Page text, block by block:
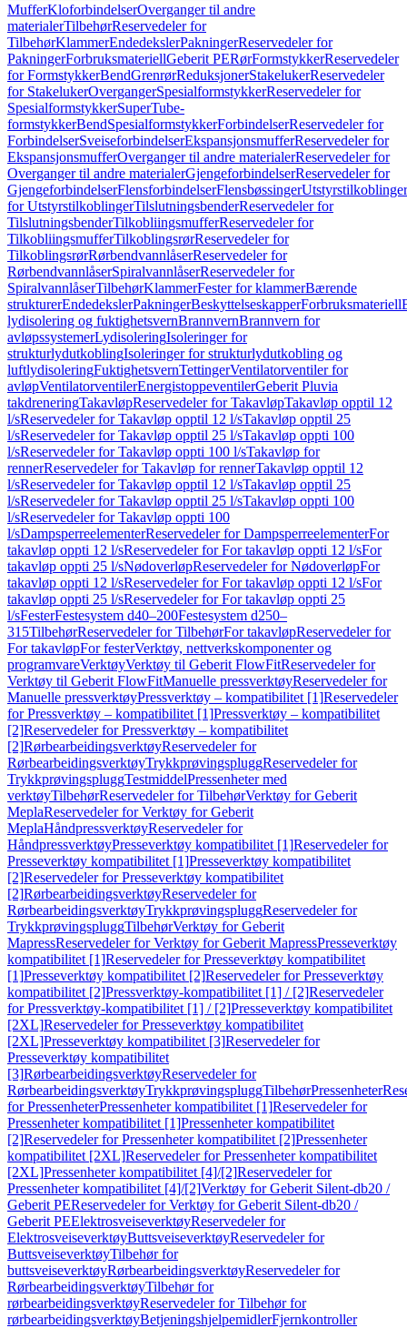
MufferKloforbindelserOverganger til andre
materialerTilbehørReservedeler for
TilbehørKlammerEndedekslerPakningerReservedeler for
PakningerForbruksmateriellGeberit PERørFormstykkerReservedeler
for FormstykkerBendGrenrørReduksjonerStakelukerReservedeler
for StakelukerOvergangerSpesialformstykkerReservedeler for
SpesialformstykkerSuperTube-
formstykkerBendSpesialformstykkerForbindelserReservedeler for
ForbindelserSveiseforbindelserEkspansjonsmufferReservedeler for
EkspansjonsmufferOverganger til andre materialerReservedeler for
Overganger til andre materialerGjengeforbindelserReservedeler for
GjengeforbindelserFlensforbindelserFlensbøssingerUtstyrstilkoblinger
for UtstyrstilkoblingerTilslutningsbenderReservedeler for
TilslutningsbenderTilkobliingsmufferReservedeler for
TilkobliingsmufferTilkoblingsrørReservedeler for
TilkoblingsrørRørbendvannlåserReservedeler for
RørbendvannlåserSpiralvannlåserReservedeler for
SpiralvannlåserTilbehørKlammerFester for klammerBærende
strukturerEndedekslerPakningerBeskyttelseskapperForbruksmateriell
lydisolering og fuktighetsvernBrannvernBrannvern for
avløpssystemerLydisoleringIsoleringer for
strukturlydutkoblingIsoleringer for strukturlydutkobling og
luftlydisoleringFuktighetsvernTettingerVentilatorventiler for
avløpVentilatorventilerEnergistoppeventilerGeberit Pluvia
takdreneringTakavløpReservedeler for TakavløpTakavløp opptil 12
l/sReservedeler for Takavløp opptil 12 l/sTakavløp opptil 25
l/sReservedeler for Takavløp opptil 25 l/sTakavløp oppti 100
l/sReservedeler for Takavløp oppti 100 l/sTakavløp for
rennerReservedeler for Takavløp for rennerTakavløp opptil 12
l/sReservedeler for Takavløp opptil 12 l/sTakavløp opptil 25
l/sReservedeler for Takavløp opptil 25 l/sTakavløp oppti 100
l/sReservedeler for Takavløp oppti 100
l/sDampsperreelementerReservedeler for DampsperreelementerFor
takavløp oppti 12 l/sReservedeler for For takavløp oppti 12 l/sFor
takavløp oppti 25 l/sNødoverløpReservedeler for NødoverløpFor
takavløp oppti 12 l/sReservedeler for For takavløp oppti 12 l/sFor
takavløp oppti 25 l/sReservedeler for For takavløp oppti 25
l/sFesterFestesystem d40–200Festesystem d250–
315TilbehørReservedeler for TilbehørFor takavløpReservedeler for
For takavløpFor festerVerktøy, nettverkskomponenter og
programvareVerktøyVerktøy til Geberit FlowFitReservedeler for
Verktøy til Geberit FlowFitManuelle pressverktøyReservedeler for
Manuelle pressverktøyPressverktøy – kompatibilitet [1]Reservedeler
for Pressverktøy – kompatibilitet [1]Pressverktøy – kompatibilitet
[2]Reservedeler for Pressverktøy – kompatibilitet
[2]RørbearbeidingsverktøyReservedeler for
RørbearbeidingsverktøyTrykkprøvingspluggReservedeler for
TrykkprøvingspluggTestmiddelPressenheter med
verktøyTilbehørReservedeler for TilbehørVerktøy for Geberit
MeplaReservedeler for Verktøy for Geberit
MeplaHåndpressverktøyReservedeler for
HåndpressverktøyPresseverktøy kompatibilitet [1]Reservedeler for
Presseverktøy kompatibilitet [1]Presseverktøy kompatibilitet
[2]Reservedeler for Presseverktøy kompatibilitet
[2]RørbearbeidingsverktøyReservedeler for
RørbearbeidingsverktøyTrykkprøvingspluggReservedeler for
TrykkprøvingspluggTilbehørVerktøy for Geberit
MapressReservedeler for Verktøy for Geberit MapressPresseverktøy
kompatibilitet [1]Reservedeler for Presseverktøy kompatibilitet
[1]Presseverktøy kompatibilitet [2]Reservedeler for Presseverktøy
kompatibilitet [2]Pressverktøy-kompatibilitet [1] / [2]Reservedeler
for Pressverktøy-kompatibilitet [1] / [2]Presseverktøy kompatibilitet
[2XL]Reservedeler for Presseverktøy kompatibilitet
[2XL]Presseverktøy kompatibilitet [3]Reservedeler for
Presseverktøy kompatibilitet
[3]RørbearbeidingsverktøyReservedeler for
RørbearbeidingsverktøyTrykkprøvingspluggTilbehørPressenheter
for PressenheterPressenheter kompatibilitet [1]Reservedeler for
Pressenheter kompatibilitet [1]Pressenheter kompatibilitet
[2]Reservedeler for Pressenheter kompatibilitet [2]Pressenheter
kompatibilitet [2XL]Reservedeler for Pressenheter kompatibilitet
[2XL]Pressenheter kompatibilitet [4]/[2]Reservedeler for
Pressenheter kompatibilitet [4]/[2]Verktøy for Geberit Silent-db20 /
Geberit PEReservedeler for Verktøy for Geberit Silent-db20 /
Geberit PEElektrosveiseverktøyReservedeler for
ElektrosveiseverktøyButtsveiseverktøyReservedeler for
ButtsveiseverktøyTilbehør for
buttsveiseverktøyRørbearbeidingsverktøyReservedeler for
RørbearbeidingsverktøyTilbehør for
rørbearbeidingsverktøyReservedeler for Tilbehør for
rørbearbeidingsverktøyBetjeningshjelpemidlerFjernkontroller